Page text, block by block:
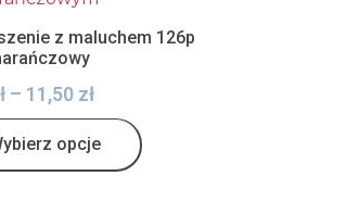
z maluchem 126p
– 11,50 zł
opcje